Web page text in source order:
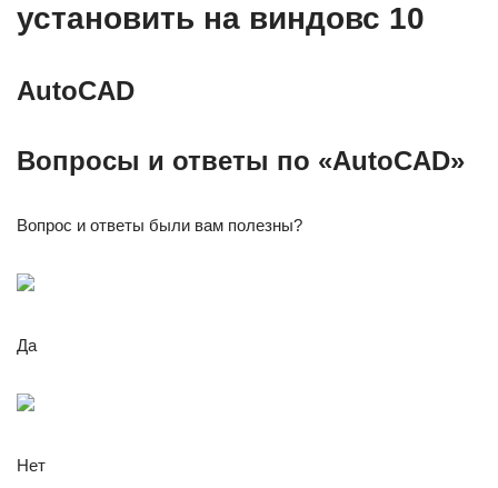
установить на виндовс 10
AutoCAD
Вопросы и ответы по «AutoCAD»
Вопрос и ответы были вам полезны?
Да
Нет